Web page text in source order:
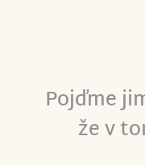
byli za třetí
auta
jen auto. "Za
Pojďme
že v